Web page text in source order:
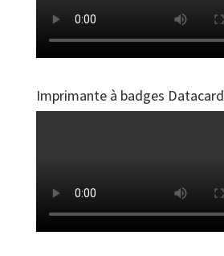
Imprimante à badges Datacard